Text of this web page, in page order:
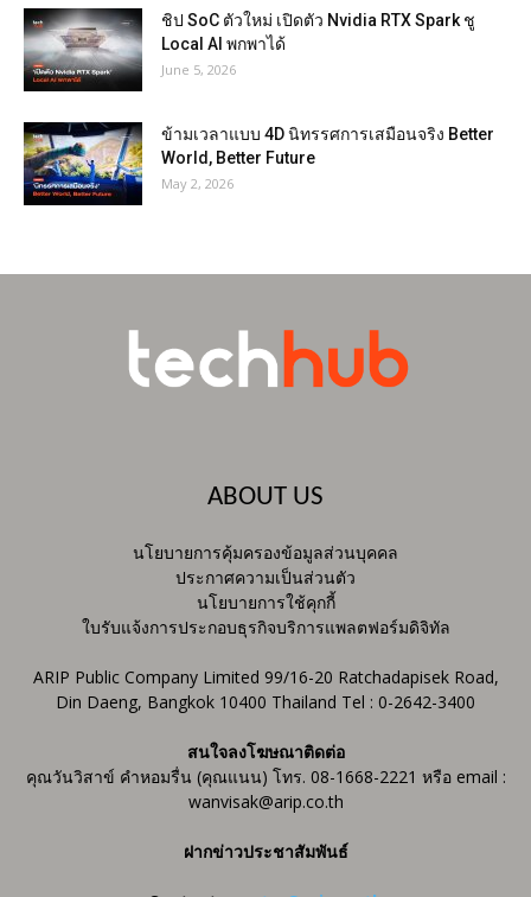
ชิป SoC ตัวใหม่ เปิดตัว Nvidia RTX Spark ชู
Local AI พกพาได้
June 5, 2026
ข้ามเวลาแบบ 4D นิทรรศการเสมือนจริง Better
World, Better Future
May 2, 2026
ABOUT US
นโยบายการคุ้มครองข้อมูลส่วนบุคคล
ประกาศความเป็นส่วนตัว
นโยบายการใช้คุกกี้
ใบรับแจ้งการประกอบธุรกิจบริการแพลตฟอร์มดิจิทัล
ARIP Public Company Limited 99/16-20 Ratchadapisek Road,
Din Daeng, Bangkok 10400 Thailand Tel : 0-2642-3400
สนใจลงโฆษณาติดต่อ
คุณวันวิสาข์ คำหอมรื่น (คุณแนน) โทร. 08-1668-2221 หรือ email :
wanvisak@arip.co.th
ฝากข่าวประชาสัมพันธ์